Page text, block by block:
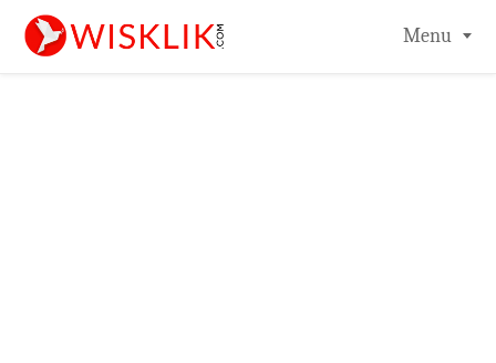
Menu